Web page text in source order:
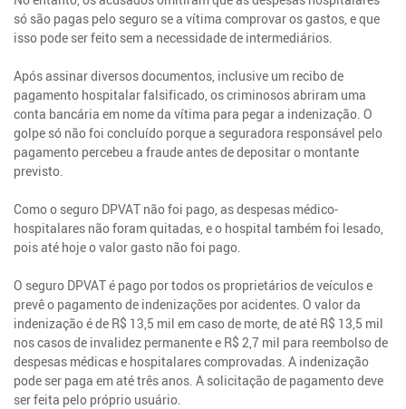
só são pagas pelo seguro se a vítima comprovar os gastos, e que
isso pode ser feito sem a necessidade de intermediários.
Após assinar diversos documentos, inclusive um recibo de
pagamento hospitalar falsificado, os criminosos abriram uma
conta bancária em nome da vítima para pegar a indenização. O
golpe só não foi concluído porque a seguradora responsável pelo
pagamento percebeu a fraude antes de depositar o montante
previsto.
Como o seguro DPVAT não foi pago, as despesas médico-
hospitalares não foram quitadas, e o hospital também foi lesado,
pois até hoje o valor gasto não foi pago.
O seguro DPVAT é pago por todos os proprietários de veículos e
prevê o pagamento de indenizações por acidentes. O valor da
indenização é de R$ 13,5 mil em caso de morte, de até R$ 13,5 mil
nos casos de invalidez permanente e R$ 2,7 mil para reembolso de
despesas médicas e hospitalares comprovadas. A indenização
pode ser paga em até três anos. A solicitação de pagamento deve
ser feita pelo próprio usuário.